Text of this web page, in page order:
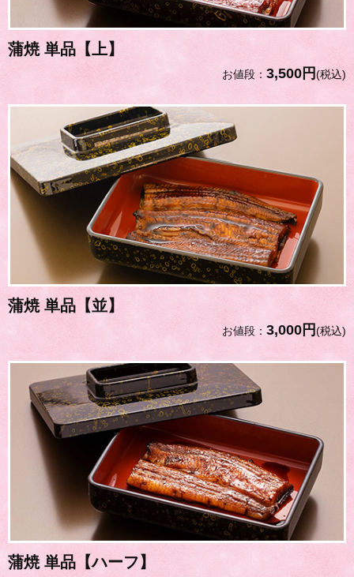
蒲焼 単品【上】
お値段： 3,500円(税込)
蒲焼 単品【並】
お値段： 3,000円(税込)
蒲焼 単品【ハーフ】